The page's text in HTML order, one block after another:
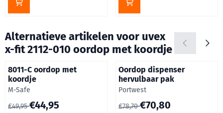
Alternatieve artikelen voor uvex
x-fit 2112-010 oordop met koordje
8011-C oordop met
koordje
Merk:
M-Safe
Van 49,95 voor 44,95, inclusief btw: 54,39
€49,95€44,95
Oordop dispenser
hervulbaar pak
Merk:
Portwest
Van 78,70 voor 70,80,
€78,70€70,80